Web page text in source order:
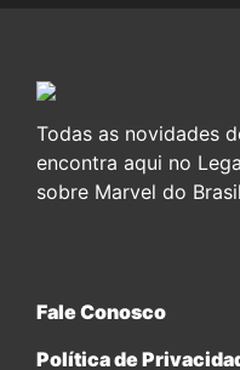
Todas as novidades
encontra aqui no
sobre Marvel do
Fale Conosco
Política de